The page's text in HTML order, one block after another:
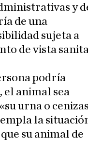
y
de una
sujeta a
de vista
podría
el animal sea
urna o cenizas
la
su animal de